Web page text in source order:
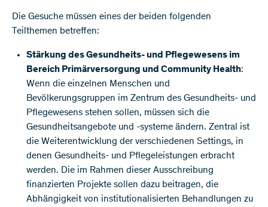
Die Gesuche müssen eines der beiden folgenden
Teilthemen betreffen:
Stärkung des Gesundheits- und Pflegewesens im
Bereich Primärversorgung und Community Health:
Wenn die einzelnen Menschen und
Bevölkerungsgruppen im Zentrum des Gesundheits- und
Pflegewesens stehen sollen, müssen sich die
Gesundheitsangebote und -systeme ändern. Zentral ist
die Weiterentwicklung der verschiedenen Settings, in
denen Gesundheits- und Pflegeleistungen erbracht
werden. Die im Rahmen dieser Ausschreibung
finanzierten Projekte sollen dazu beitragen, die
Abhängigkeit von institutionalisierten Behandlungen zu